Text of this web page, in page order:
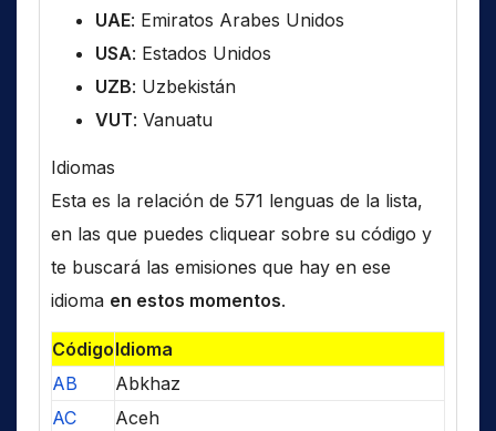
UAE: Emiratos Arabes Unidos
USA: Estados Unidos
UZB: Uzbekistán
VUT: Vanuatu
Idiomas
Esta es la relación de 571 lenguas de la lista,
en las que puedes cliquear sobre su código y
te buscará las emisiones que hay en ese
idioma en estos momentos.
CódigoIdioma
AB
Abkhaz
AC
Aceh